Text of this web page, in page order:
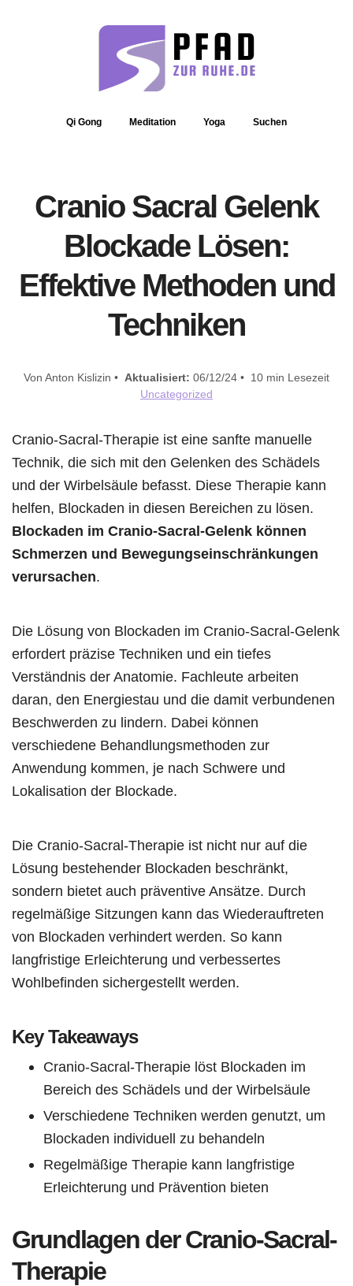
Qi Gong Meditation Yoga Suchen
Cranio Sacral Gelenk
Blockade Lösen:
Effektive Methoden und
Techniken
Von Anton Kislizin • Aktualisiert: 06/12/24 • 10 min Lesezeit
Uncategorized
Cranio-Sacral-Therapie ist eine sanfte manuelle
Technik, die sich mit den Gelenken des Schädels
und der Wirbelsäule befasst. Diese Therapie kann
helfen, Blockaden in diesen Bereichen zu lösen.
Blockaden im Cranio-Sacral-Gelenk können
Schmerzen und Bewegungseinschränkungen
verursachen.
Die Lösung von Blockaden im Cranio-Sacral-Gelenk
erfordert präzise Techniken und ein tiefes
Verständnis der Anatomie. Fachleute arbeiten
daran, den Energiestau und die damit verbundenen
Beschwerden zu lindern. Dabei können
verschiedene Behandlungsmethoden zur
Anwendung kommen, je nach Schwere und
Lokalisation der Blockade.
Die Cranio-Sacral-Therapie ist nicht nur auf die
Lösung bestehender Blockaden beschränkt,
sondern bietet auch präventive Ansätze. Durch
regelmäßige Sitzungen kann das Wiederauftreten
von Blockaden verhindert werden. So kann
langfristige Erleichterung und verbessertes
Wohlbefinden sichergestellt werden.
Key Takeaways
Cranio-Sacral-Therapie löst Blockaden im
Bereich des Schädels und der Wirbelsäule
Verschiedene Techniken werden genutzt, um
Blockaden individuell zu behandeln
Regelmäßige Therapie kann langfristige
Erleichterung und Prävention bieten
Grundlagen der Cranio-Sacral-
Therapie